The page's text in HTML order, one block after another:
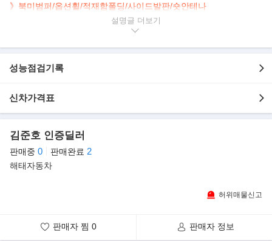
》북미범퍼/옵션휠/적재함폴딩/사이드발판/숏안테나
- 78,210km 실주행
- 깔끔하게 관리된 실내/외
▶지프가 만든 정통 픽업트럭 '글래디에이터'
오프로더의 아이콘이자 정통 SUV 브랜드로 명성이 높은 지프가 랭
글러를 기반으로 한 새로운 중형 픽업
설명글
성능점검기록
신차가격표
김준호 인증딜러
판매중 0 판매완료 2
해태자동차
허위매물신고
판매자 찜 0 판매자 정보